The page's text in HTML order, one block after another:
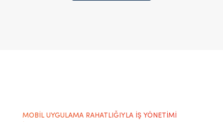
MOBİL UYGULAMA RAHATLIĞIYLA İŞ YÖNETİMİ